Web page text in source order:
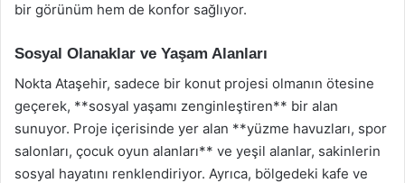
bir görünüm hem de konfor sağlıyor.
Sosyal Olanaklar ve Yaşam Alanları
Nokta Ataşehir, sadece bir konut projesi olmanın ötesine
geçerek, **sosyal yaşamı zenginleştiren** bir alan
sunuyor. Proje içerisinde yer alan **yüzme havuzları, spor
salonları, çocuk oyun alanları** ve yeşil alanlar, sakinlerin
sosyal hayatını renklendiriyor. Ayrıca, bölgedeki kafe ve